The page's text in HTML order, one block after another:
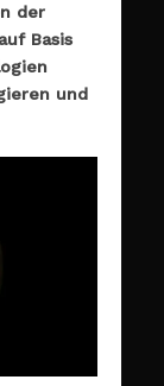
der
Basis
und